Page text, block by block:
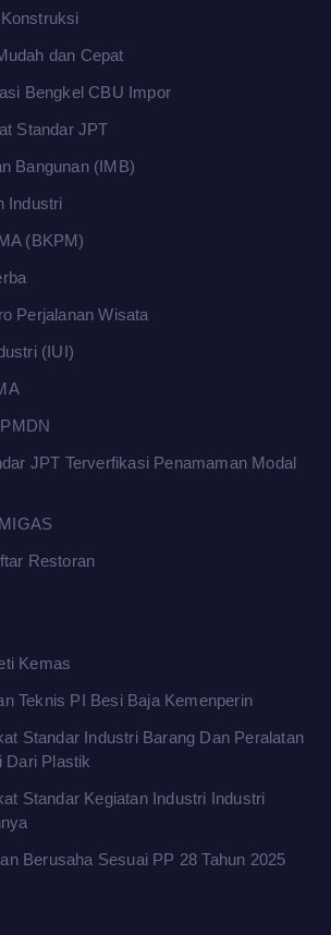
dan Cepat
Bengkel CBU Impor
Standar JPT
Bangunan (IMB)
Industri
(BKPM)
Perjalanan Wisata
(IUI)
JPT Terverfikasi Penamaman Modal
Restoran
Kemas
Teknis PI Besi Baja Kemenperin
Standar Industri Barang Dan Peralatan
Dari Plastik
Standar Kegiatan Industri Industri
Berusaha Sesuai PP 28 Tahun 2025